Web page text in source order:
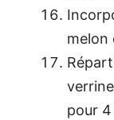
melon
pour 4